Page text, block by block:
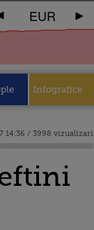
EUR
Infografice
14:36 / 3998 vizualizari